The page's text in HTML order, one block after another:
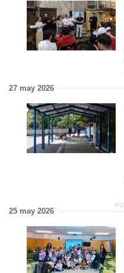
27 may 2026
25 may 2026